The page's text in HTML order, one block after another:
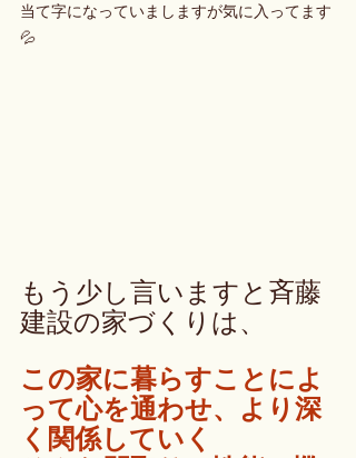
当て字になっていましますが気に入ってます
💦
もう少し言いますと斉藤
建設の家づくりは、
この家に暮らすことによ
って心を通わせ、より深
く関係していく